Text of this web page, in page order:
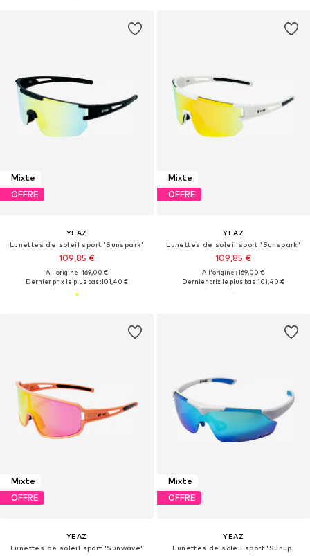
Mixte
OFFRE
YEAZ
Lunettes de soleil sport 'Sunspark'
109,85 €
À l'origine : 169,00 €
Dernier prix le plus bas :101,40 €
Mixte
OFFRE
YEAZ
Lunettes de soleil sport 'Sunspark'
109,85 €
À l'origine : 169,00 €
Dernier prix le plus bas :101,40 €
Mixte
OFFRE
YEAZ
Lunettes de soleil sport 'Sunwave'
Mixte
OFFRE
YEAZ
Lunettes de soleil sport 'Sunup'